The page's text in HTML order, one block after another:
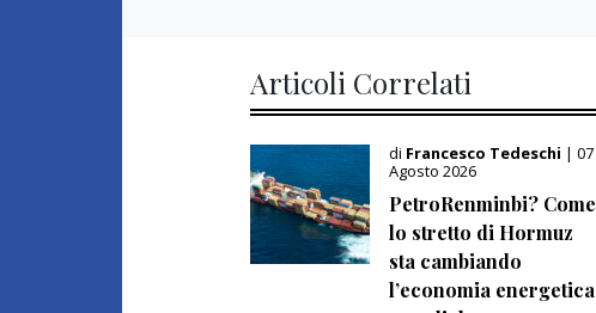
Articoli Correlati
di Francesco Tedeschi | 07
Agosto 2026
PetroRenminbi? Come
lo stretto di Hormuz
sta cambiando
l’economia energetica